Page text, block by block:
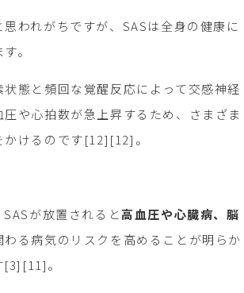
われがちですが、SASは全身の健康に
。
状態と頻回な覚醒反応によって交感神経
や心拍数が急上昇するため、さまざま
かけるのです[12][12]。
が放置されると高血圧や心臓病、脳
わる病気のリスクを高めることが明らか
[3][11]。